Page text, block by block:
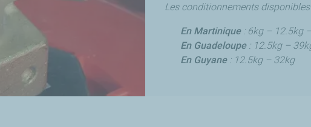
Les conditionnements
En Martinique : 6kg – 12.5kg
En Guadeloupe: 12.5kg –
En Guyane: 12.5kg – 32kg